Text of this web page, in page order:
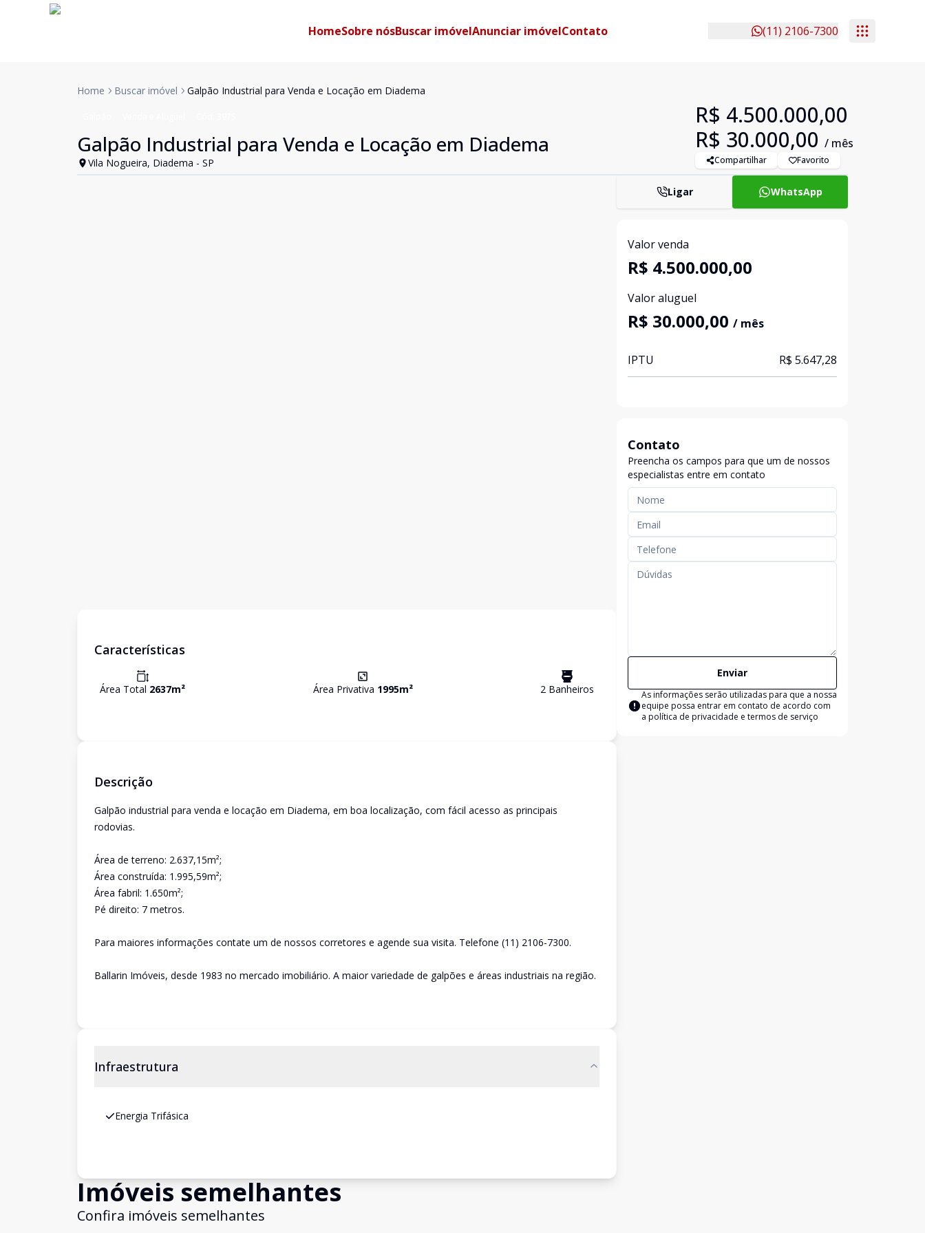
HomeSobre nósBuscar imóvelAnunciar imóvelContato (11) 2106-7300
Home Buscar imóvel Galpão Industrial para Venda e Locação em Diadema
Galpão Industrial para Venda e Locação em Diadema
Vila Nogueira, Diadema - SP
R$ 4.500.000,00
R$ 30.000,00 / mês
Compartilhar Favorito
Características
Área Total 2637m² Área Privativa 1995m² 2 Banheiros
Descrição
Galpão industrial para venda e locação em Diadema, em boa localização, com fácil acesso as principais
rodovias.
Área de terreno: 2.637,15m²;
Área construída: 1.995,59m²;
Área fabril: 1.650m²;
Pé direito: 7 metros.
Para maiores informações contate um de nossos corretores e agende sua visita. Telefone (11) 2106-7300.
Ballarin Imóveis, desde 1983 no mercado imobiliário. A maior variedade de galpões e áreas industriais na região.
Infraestrutura
Energia Trifásica
Imóveis semelhantes
Confira imóveis semelhantes
Ligar WhatsApp
Valor venda
R$ 4.500.000,00
Valor aluguel
R$ 30.000,00 / mês
IPTU R$ 5.647,28
Contato
Preencha os campos para que um de nossos
especialistas entre em contato
Enviar
As informações serão utilizadas para que a nossa
equipe possa entrar em contato de acordo com
a política de privacidade e termos de serviço